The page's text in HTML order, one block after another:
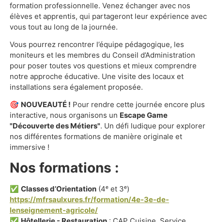
formation professionnelle. Venez échanger avec nos
élèves et apprentis, qui partageront leur expérience avec
vous tout au long de la journée.
Vous pourrez rencontrer l’équipe pédagogique, les
moniteurs et les membres du Conseil d’Administration
pour poser toutes vos questions et mieux comprendre
notre approche éducative. Une visite des locaux et
installations sera également proposée.
🎯 NOUVEAUTÉ ! Pour rendre cette journée encore plus
interactive, nous organisons un Escape Game
"Découverte des Métiers". Un défi ludique pour explorer
nos différentes formations de manière originale et
immersive !
Nos formations :
✅ Classes d’Orientation (4ᵉ et 3ᵉ)
https://mfrsaulxures.fr/formation/4e-3e-de-
lenseignement-agricole/